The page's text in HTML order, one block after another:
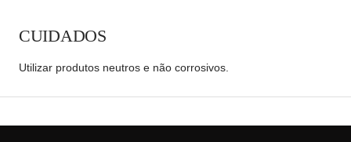
CUIDADOS
Utilizar produtos neutros e não corrosivos.